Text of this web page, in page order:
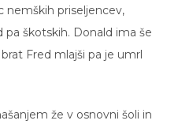
nemških priseljencev,
škotskih. Donald ima še
Fred mlajši pa je umrl
že v osnovni šoli in